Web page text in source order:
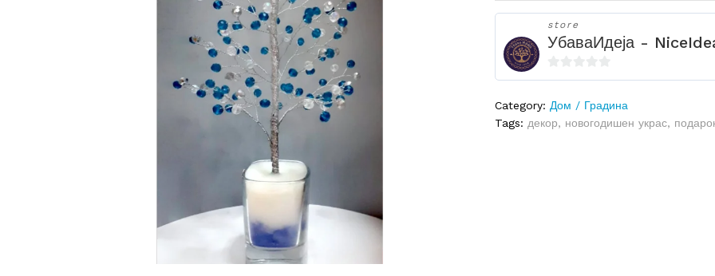
Декоративен
quantity
store
УбаваИдеја -
0
u
Category: Дом / Градина
Tags: декор, новогодишен украс,